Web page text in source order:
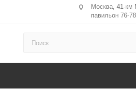
Москва, 41-
павильон 76-